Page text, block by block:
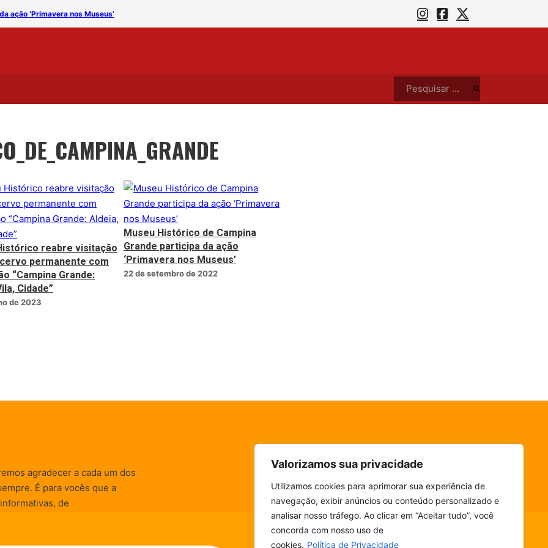
Valorizamos sua privacidade
Utilizamos cookies para aprimorar sua experiência de
navegação, exibir anúncios ou conteúdo personalizado e
analisar nosso tráfego. Ao clicar em “Aceitar tudo”, você
concorda com nosso uso de
cookies. Política de Privacidade
ação ‘Primavera nos Museus’
Pesquisar ...
reabre visitação
permanente com
“Campina Grande:
Cidade”
de 2023
Museu Histórico de Campina
Grande participa da ação
‘Primavera nos Museus’
22 de setembro de 2022
agradecer a cada um dos
É para vocês que a
de